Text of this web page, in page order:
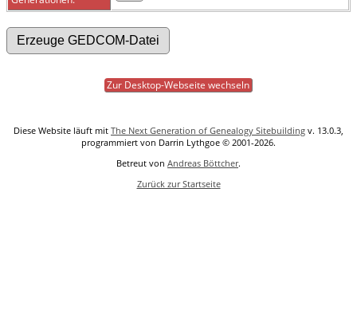
Zur Desktop-Webseite wechseln
Diese Website läuft mit The Next Generation of Genealogy Sitebuilding v. 13.0.3,
programmiert von Darrin Lythgoe © 2001-2026.
Betreut von Andreas Böttcher.
Zurück zur Startseite